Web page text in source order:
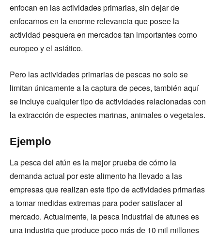
enfocan en las actividades primarias, sin dejar de
enfocarnos en la enorme relevancia que posee la
actividad pesquera en mercados tan importantes como
europeo y el asiático.
Pero las actividades primarias de pescas no solo se
limitan únicamente a la captura de peces, también aquí
se incluye cualquier tipo de actividades relacionadas con
la extracción de especies marinas, animales o vegetales.
Ejemplo
La pesca del atún es la mejor prueba de cómo la
demanda actual por este alimento ha llevado a las
empresas que realizan este tipo de actividades primarias
a tomar medidas extremas para poder satisfacer al
mercado. Actualmente, la pesca industrial de atunes es
una industria que produce poco más de 10 mil millones